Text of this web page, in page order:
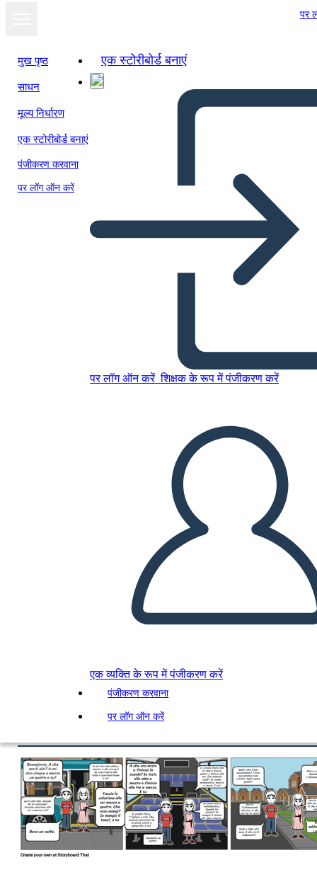
पर
मुख पृष्ठ
साधन
मूल्य निर्धारण
एक स्टोरीबोर्ड बनाएं
पंजीकरण करवाना
पर लॉग ऑन करें
एक स्टोरीबोर्ड बनाएं
पर लॉग ऑन करें शिक्षक के रूप में पंजीकरण करें
एक व्यक्ति के रूप में पंजीकरण करें
पंजीकरण करवाना
पर लॉग ऑन करें
इस स्टोरीबोर्ड को कॉपी करें
स्टोरीबोर्ड बनाएं
मुझे पढ़कर सुनाओ
स्लाइड शो के रूप में
देखें